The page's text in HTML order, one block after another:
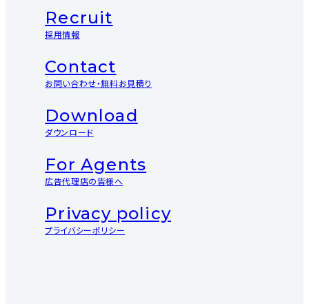
Recruit
採用情報
Contact
お問い合わせ・無料お見積り
Download
ダウンロード
For Agents
広告代理店の皆様へ
Privacy policy
プライバシーポリシー